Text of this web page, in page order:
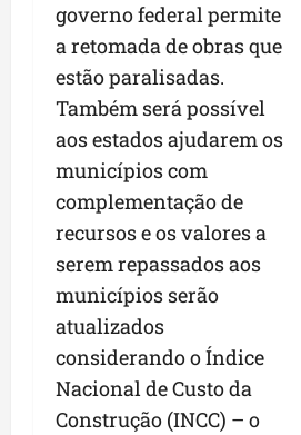
governo federal permite
a retomada de obras que
estão paralisadas.
Também será possível
aos estados ajudarem os
municípios com
complementação de
recursos e os valores a
serem repassados aos
municípios serão
atualizados
considerando o Índice
Nacional de Custo da
Construção (INCC) – o